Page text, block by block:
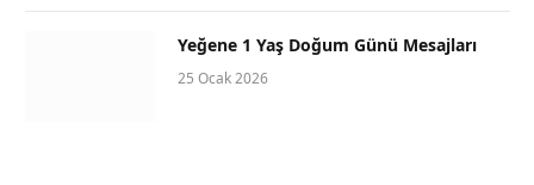
Yeğene 1 Yaş Doğum Günü Mesajları
25 Ocak 2026